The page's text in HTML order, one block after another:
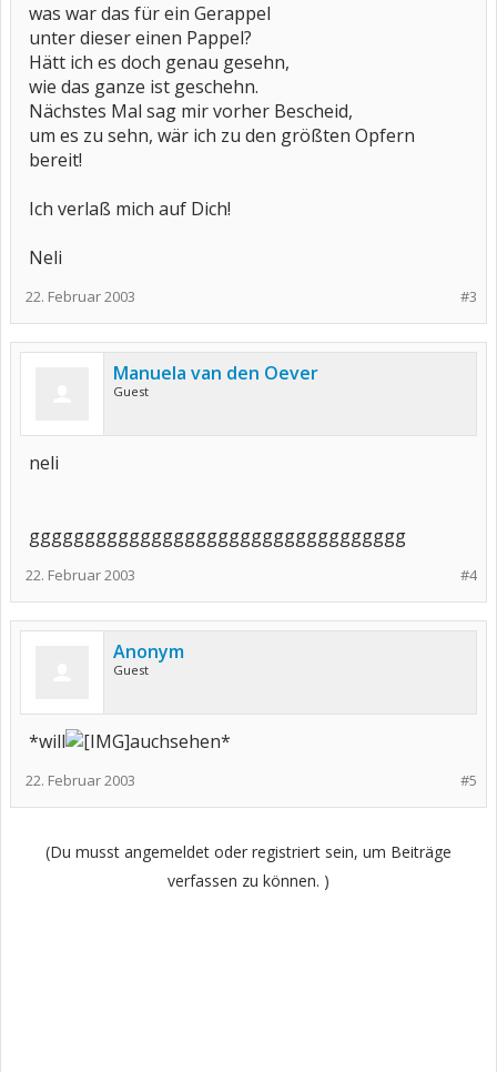
was war das für ein Gerappel
unter dieser einen Pappel?
Hätt ich es doch genau gesehn,
wie das ganze ist geschehn.
Nächstes Mal sag mir vorher Bescheid,
um es zu sehn, wär ich zu den größten Opfern
bereit!
Ich verlaß mich auf Dich!
Neli
#3
22. Februar 2003
Manuela van den Oever
Guest
neli
gggggggggggggggggggggggggggggggggg
#4
22. Februar 2003
Anonym
Guest
*will auchsehen*
#5
22. Februar 2003
(Du musst angemeldet oder registriert sein, um Beiträge
verfassen zu können. )